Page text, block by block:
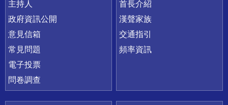
主持人
政府資訊公開
意見信箱
常見問題
電子投票
問卷調查
首長介紹
漢聲家族
交通指引
頻率資訊